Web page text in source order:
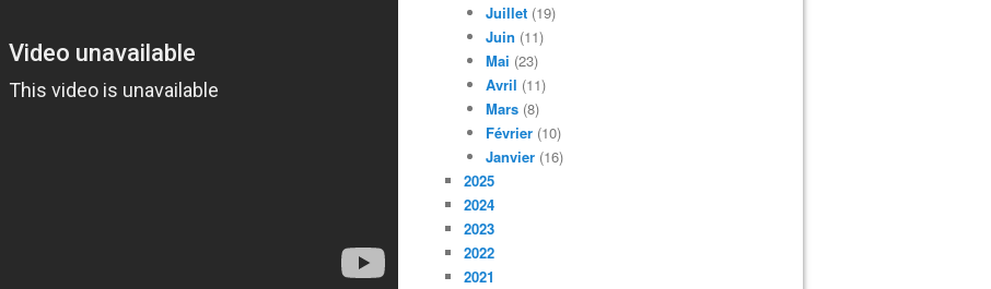
Juillet (19)
Juin (11)
Mai (23)
Avril (11)
Mars (8)
Février (10)
Janvier (16)
2025
2024
2023
2022
2021